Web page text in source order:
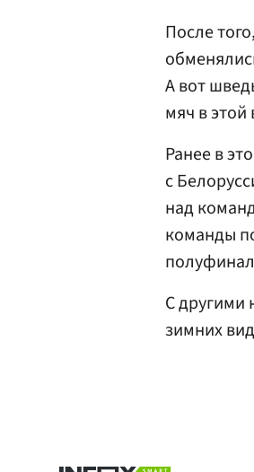
После
А вот
мяч в
Ранее в
с
над
команды
С другими
зимних